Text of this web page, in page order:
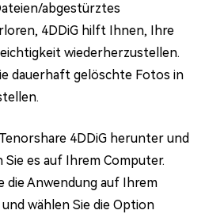
abgestürztes
4DDiG hilft Ihnen, Ihre
wiederherzustellen.
dauerhaft gelöschte Fotos in
4DDiG herunter und
Sie es auf Ihrem Computer.
die Anwendung auf Ihrem
wählen Sie die Option